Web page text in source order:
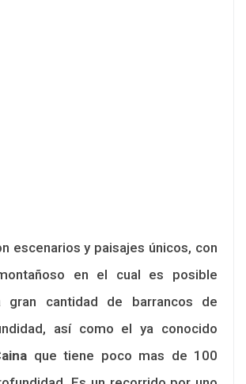
escenarios y paisajes únicos, con
en el cual es posible
gran cantidad de barrancos de
así como el ya conocido
que tiene poco mas de 100